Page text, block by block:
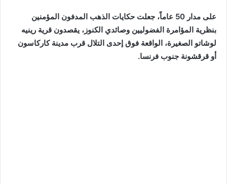
على مدار 50 عاماً، جعلت حكايات الذهب المدفون المؤمنين
بنظرية المؤامرة الفضوليين وصائدي الكنوز، يقصدون قرية رينيه
لوشاتو الصغيرة، الواقعة فوق إحدى التلال قرب مدينة كاركاسون
أو قرقشونة جنوب فرنسا.